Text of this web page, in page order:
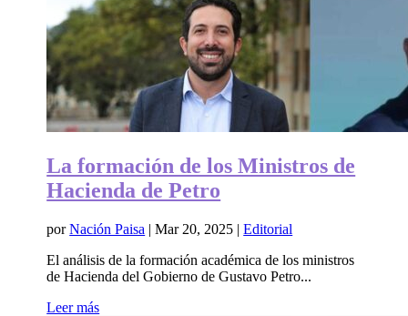
La formación de los Ministros de
Hacienda de Petro
porNación Paisa |Mar 20, 2025 |Editorial
El análisis de la formación académica de los ministros
de Hacienda del Gobierno de Gustavo Petro...
Leer más